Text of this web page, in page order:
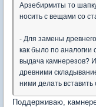
Арзебирмиты то
носить с вещами со
- Для замены
как было по аналогии
выдача камнерезов?
древними
ними делать
Поддерживаю,